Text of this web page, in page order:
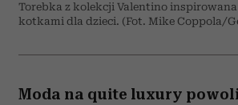
Torebka z kolekcji Valentino
kotkami dla dzieci. (Fot. Mike Coppola/
Moda na quite luxury